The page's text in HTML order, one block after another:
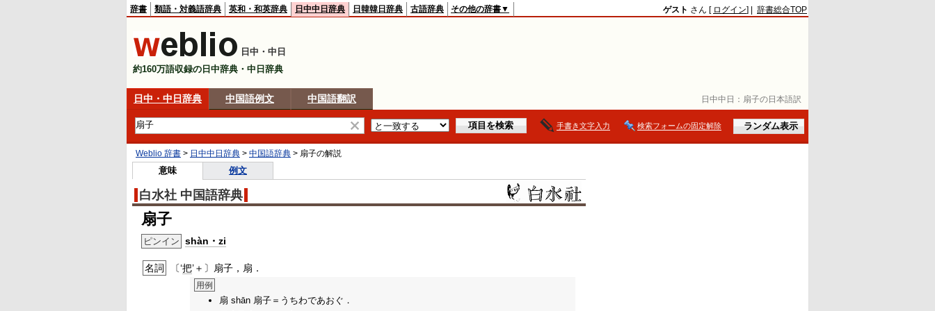
日中中日： 扇子の日本語訳
辞書 類語・対義語辞典 英和・和英辞典 日中中日辞典 日韓韓日辞典 古語辞典 その他の辞書▼ ゲスト さん [ ログイン] | 辞書総合TOP
日中・中日
約160万語収録の日中辞典・中日辞典
日中・中日辞典 中国語例文 中国語翻訳
手書き文字入力 検索フォームの固定解除
Weblio 辞書 > 日中中日辞典 > 中国語辞典 > 扇子の解説
意味 例文
白水社 中国語辞典
扇子
ピンイン shàn・zi
名詞 〔‘把’＋〕扇子，扇．
用例
扇 shān 扇子＝うちわであおぐ．